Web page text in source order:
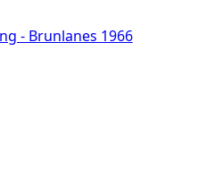
- Brunlanes 1966